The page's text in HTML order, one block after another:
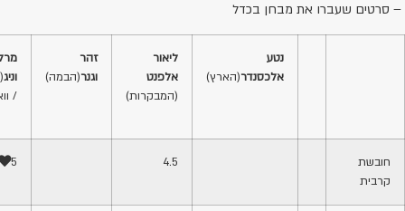
– סרטים שעברו את מבחן בכדל
נטע
אלכסנדר(הארץ)
ליאור
אלפנט
(המבקרות)
זהר
וגנר(הבמה)
וניג
/
חובשת
קרבית
4.5
5